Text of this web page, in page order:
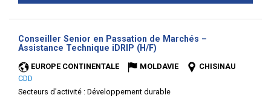
Conseiller Senior en Passation de Marchés –
Assistance Technique iDRIP (H/F)
EUROPE CONTINENTALE MOLDAVIE
CHISINAU
CDD
Secteurs d'activité : Développement durable